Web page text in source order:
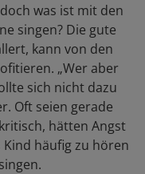
was ist mit den
singen? Die gute
kann von den
„Wer aber
sich nicht dazu
Oft seien gerade
hätten Angst
häufig zu hören